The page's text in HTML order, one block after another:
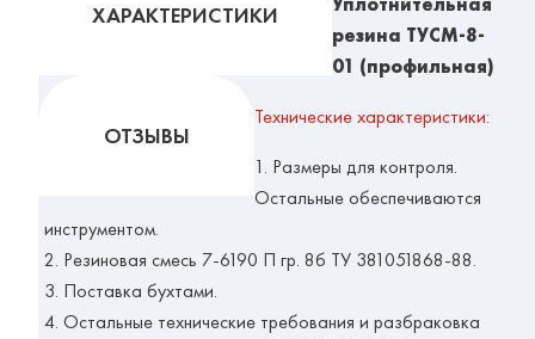
ХАРАКТЕРИСТИКИ
ОТЗЫВЫ
резина ТУСМ-8-
01 (профильная)
Технические характеристики:
1. Размеры для контроля.
Остальные обеспечиваются
инструментом.
2. Резиновая смесь 7-6190 П гр. 8б ТУ 381051868-88.
3. Поставка бухтами.
4. Остальные технические требования и разбраковка